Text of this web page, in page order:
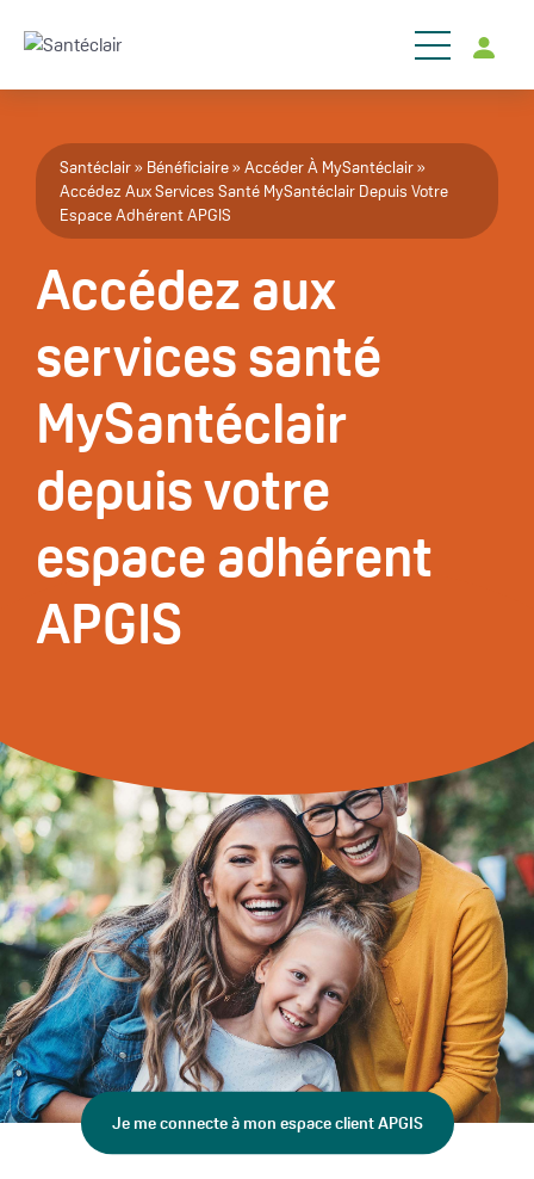
Fil d'Ariane
Santéclair Bénéficiaire
Accéder À MySantéclair
Accédez Aux Services Santé MySantéclair Depuis Votre
Espace Adhérent APGIS
Accédez aux
services santé
MySantéclair
depuis votre
espace adhérent
APGIS
Je me connecte à mon espace client APGIS